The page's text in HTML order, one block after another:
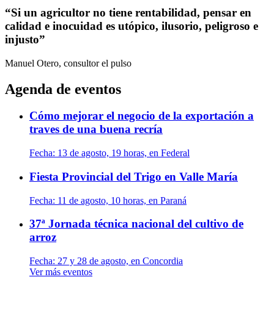
“Si un agricultor no tiene rentabilidad, pensar en
calidad e inocuidad es utópico, ilusorio, peligroso e
injusto”
Manuel Otero, consultor el pulso
Agenda de eventos
Cómo mejorar el negocio de la exportación a
traves de una buena recría
Fecha: 13 de agosto, 19 horas, en Federal
Fiesta Provincial del Trigo en Valle María
Fecha: 11 de agosto, 10 horas, en Paraná
37ª Jornada técnica nacional del cultivo de
arroz
Fecha: 27 y 28 de agosto, en Concordia
Ver más eventos